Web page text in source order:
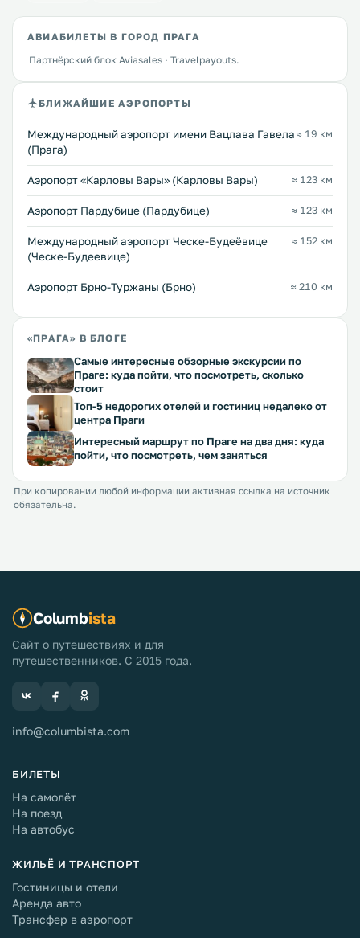
АВИАБИЛЕТЫ В ГОРОД ПРАГА
Партнёрский блок Aviasales · Travelpayouts.
БЛИЖАЙШИЕ АЭРОПОРТЫ
Международный аэропорт имени Вацлава Гавела
(Прага)
≈ 19 км
Аэропорт «Карловы Вары» (Карловы Вары) ≈ 123 км
Аэропорт Пардубице (Пардубице) ≈ 123 км
Международный аэропорт Ческе-Будеёвице
(Ческе-Будеевице)
≈ 152 км
Аэропорт Брно-Туржаны (Брно) ≈ 210 км
«ПРАГА» В БЛОГЕ
Самые интересные обзорные экскурсии по
Праге: куда пойти, что посмотреть, сколько
стоит
Топ-5 недорогих отелей и гостиниц недалеко от
центра Праги
Интересный маршрут по Праге на два дня: куда
пойти, что посмотреть, чем заняться
При копировании любой информации активная ссылка на источник
обязательна.
Columbista
Сайт о путешествиях и для
путешественников. С 2015 года.
info@columbista.com
БИЛЕТЫ
На самолёт
На поезд
На автобус
ЖИЛЬЁ И ТРАНСПОРТ
Гостиницы и отели
Аренда авто
Трансфер в аэропорт